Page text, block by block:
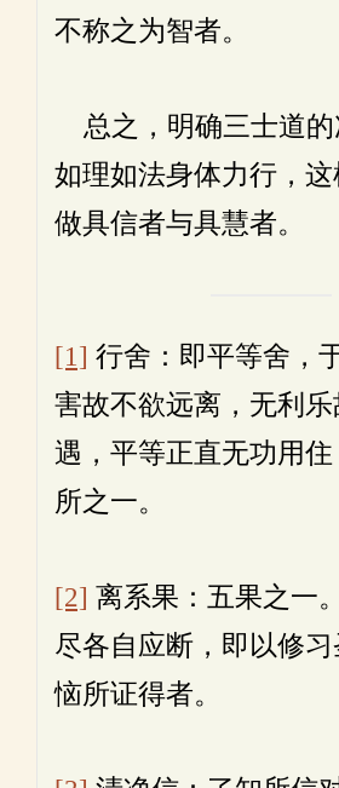
不称之为智者。
总之，明确三士道的
如理如法身体力行，这
做具信者与具慧者。
[1] 行舍：即平等舍，
害故不欲远离，无利
遇，平等正直无功用
所之一。
[2] 离系果：五果之一
尽各自应断，即以修
恼所证得者。